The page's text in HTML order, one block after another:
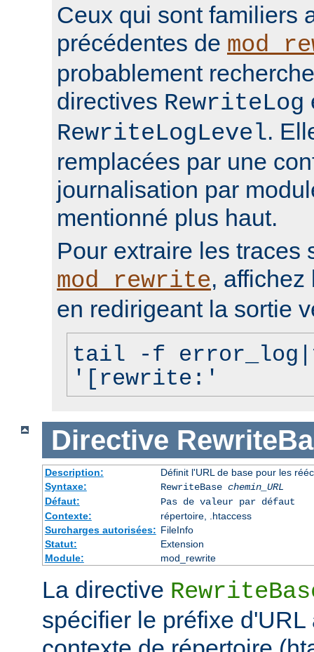
Ceux qui sont familiers
précédentes de
probablement
directives RewriteLog
RewriteLogLevel.
remplacées par une
journalisation par
mentionné plus haut.
Pour extraire les traces
mod_rewrite,
en redirigeant la sortie
tail -f
'[rewrite:'
Directive
Description:
Définit l'URL de base pour les
Syntaxe:
RewriteBase chemin_URL
Défaut:
Pas de valeur par défaut
Contexte:
répertoire, .htaccess
Surcharges autorisées: FileInfo
Statut:
Extension
Module:
mod_rewrite
La directive
spécifier le préfixe